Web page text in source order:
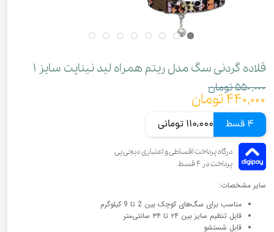
قلاده گردنی سگ مدل ریتم همراه لید نیناپت سایز ۱
۵۵۰,۰۰۰ تومان
۴۴۰,۰۰۰ تومان
4 قسط 110,000 تومانی
سایر مشخصات:
مناسب برای سگ‌های کوچک بین 2 تا 9 کیلوگرم
قابل تنظیم سایز بین ۲۴ تا ۳۴ سانتی‌متر
قابل شستشو